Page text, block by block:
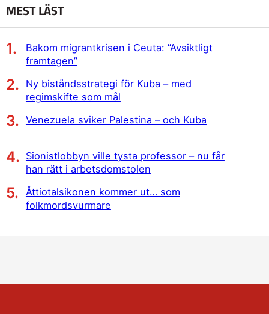
MEST LÄST
Bakom migrantkrisen i Ceuta: ”Avsiktligt
framtagen”
Ny biståndsstrategi för Kuba – med
regimskifte som mål
Venezuela sviker Palestina – och Kuba
Sionistlobbyn ville tysta professor – nu får
han rätt i arbetsdomstolen
Åttiotalsikonen kommer ut… som
folkmordsvurmare